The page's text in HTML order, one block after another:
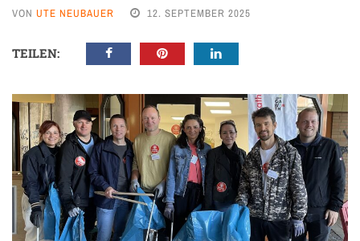
VON UTE NEUBAUER 12. SEPTEMBER 2025
TEILEN: